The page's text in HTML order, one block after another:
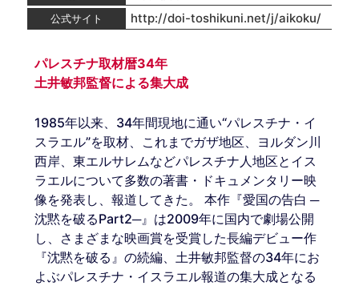
公式サイト http://doi-toshikuni.net/j/aikoku/
パレスチナ取材暦34年
土井敏邦監督による集大成
1985年以来、34年間現地に通い“パレスチナ・イ
スラエル”を取材、これまでガザ地区、ヨルダン川
西岸、東エルサレムなどパレスチナ人地区とイス
ラエルについて多数の著書・ドキュメンタリー映
像を発表し、報道してきた。 本作『愛国の告白 ─
沈黙を破るPart2─』は2009年に国内で劇場公開
し、さまざまな映画賞を受賞した長編デビュー作
『沈黙を破る』の続編、土井敏邦監督の34年にお
よぶパレスチナ・イスラエル報道の集大成となる